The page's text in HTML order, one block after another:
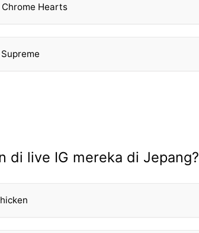
Chrome Hearts
di live IG mereka di Jepang?